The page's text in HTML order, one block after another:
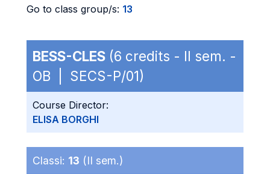
Go to class group/s: 13
BESS-CLES (6 credits - II sem. -
OB | SECS-P/01)
Course Director:
ELISA BORGHI
Classi: 13 (II sem.)